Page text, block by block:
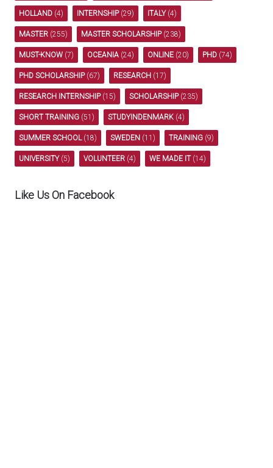
HOLLAND (4) INTERNSHIP(29) ITALY(4)
MASTER (255) MASTER SCHOLARSHIP(238)
MUST-KNOW (7) OCEANIA (24) ONLINE (20) PHD (74)
PHD SCHOLARSHIP(67) RESEARCH (17)
RESEARCH INTERNSHIP(15) SCHOLARSHIP(235)
SHORT TRAINING (51) STUDYINDENMARK (4)
SUMMER SCHOOL(18) SWEDEN (11) TRAINING (9)
UNIVERSITY(5) VOLUNTEER (4) WE MADE IT(14)
Like Us On Facebook